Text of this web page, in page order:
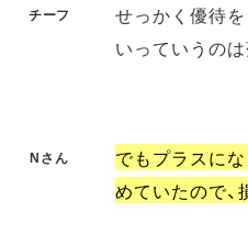
チーフ
せっかく優待
いっていうの
Nさん
でもプラスに
めていたので、